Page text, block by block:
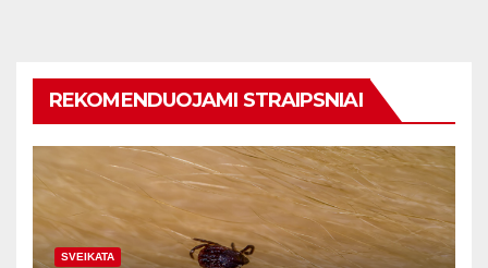
REKOMENDUOJAMI STRAIPSNIAI
SVEIKATA